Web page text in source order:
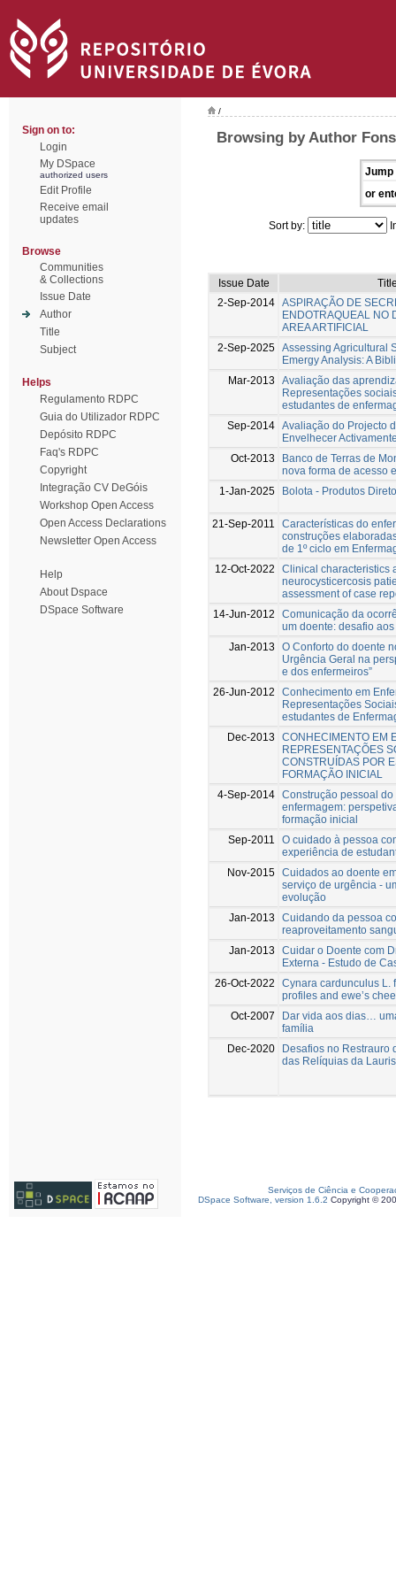
Sign on to:
Login
My DSpace
authorized users
Edit Profile
Receive email
updates
Browse
Communities
& Collections
Issue Date
Author
Title
Subject
Helps
Regulamento RDPC
Guia do Utilizador RDPC
Depósito RDPC
Faq's RDPC
Copyright
Integração CV DeGóis
Workshop Open Access
Open Access Declarations
Newsletter Open Access
Help
About Dspace
DSpace Software
/
Browsing by Author
Jump
or
Sort by:
Issue Date
2-Sep-2014 ASPIRAÇÃO DE
ENDOTRAQUEAL NO
AREA ARTIFICIAL
2-Sep-2025 Assessing Agricultural
Emergy Analysis: A
Mar-2013
Avaliação das
Representações
estudantes de
Sep-2014 Avaliação do Projecto
Envelhecer
Oct-2013
Banco de Terras de
nova forma de acesso
1-Jan-2025
Bolota - Produtos
21-Sep-2011
Características do
construções
de 1º ciclo em
12-Oct-2022
Clinical characteristics
neurocysticercosis
assessment of case
14-Jun-2012
Comunicação da
um doente: desafio
Jan-2013
O Conforto do doente
Urgência Geral na
e dos enfermeiros”
26-Jun-2012
Conhecimento em
Representações
estudantes de
Dec-2013
CONHECIMENTO EM
REPRESENTAÇÕES
CONSTRUÍDAS POR
FORMAÇÃO INICIAL
4-Sep-2014 Construção pessoal
enfermagem:
formação inicial
Sep-2011
O cuidado à pessoa
experiência de
Nov-2015 Cuidados ao doente
serviço de urgência -
evolução
Jan-2013
Cuidando da pessoa
reaproveitamento
Jan-2013
Cuidar o Doente com
Externa - Estudo de
26-Oct-2022
Cynara cardunculus L.
profiles and ewe’s
Oct-2007
Dar vida aos dias…
família
Dec-2020
Desafios no Restrauro
das Relíquias da
Serviços de Ciência e
DSpace Software, version 1.6.2 Copyright ©